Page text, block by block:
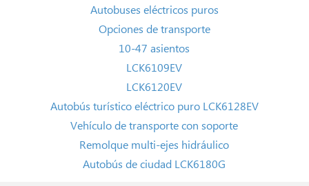
Autobuses eléctricos puros
Opciones de transporte
10-47 asientos
LCK6109EV
LCK6120EV
Autobús turístico eléctrico puro LCK6128EV
Vehículo de transporte con soporte
Remolque multi-ejes hidráulico
Autobús de ciudad LCK6180G